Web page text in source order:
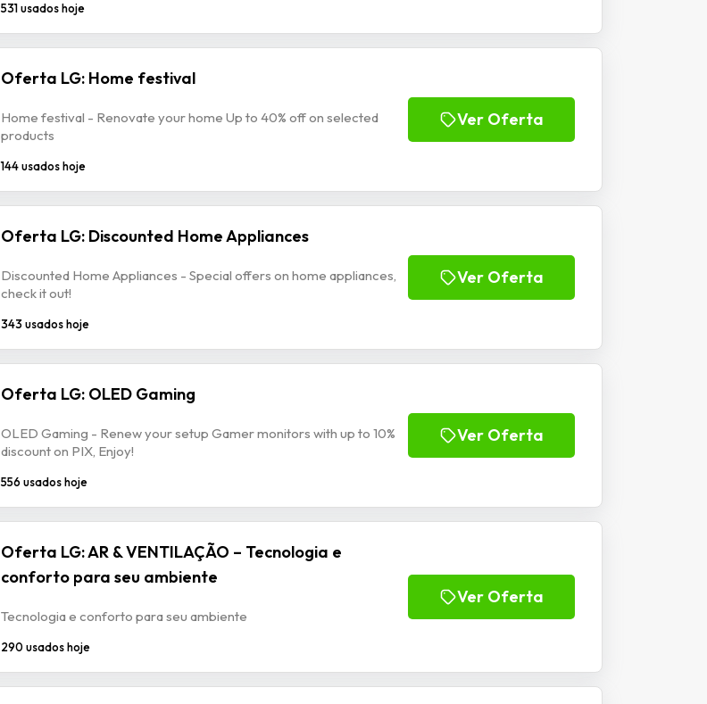
531 usados hoje
Oferta LG: Home festival
Home festival - Renovate your home Up to 40% off on selected
products
144 usados hoje
Ver Oferta
Oferta LG: Discounted Home Appliances
Discounted Home Appliances - Special offers on home appliances,
check it out!
343 usados hoje
Ver Oferta
Oferta LG: OLED Gaming
OLED Gaming - Renew your setup Gamer monitors with up to 10%
discount on PIX, Enjoy!
556 usados hoje
Ver Oferta
Oferta LG: AR & VENTILAÇÃO – Tecnologia e
conforto para seu ambiente
Tecnologia e conforto para seu ambiente
290 usados hoje
Ver Oferta